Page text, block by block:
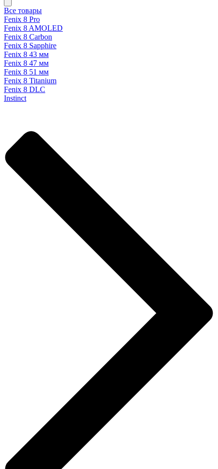
Все товары
Fenix 8 Pro
Fenix 8 AMOLED
Fenix 8 Carbon
Fenix 8 Sapphire
Fenix 8 43 мм
Fenix 8 47 мм
Fenix 8 51 мм
Fenix 8 Titanium
Fenix 8 DLC
Instinct